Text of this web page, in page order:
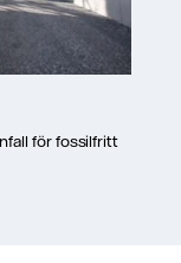
för fossilfritt